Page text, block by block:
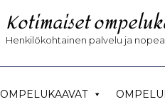
Kotimaiset
Henkilökohtainen palvelu ja
OMPELUKAAVAT